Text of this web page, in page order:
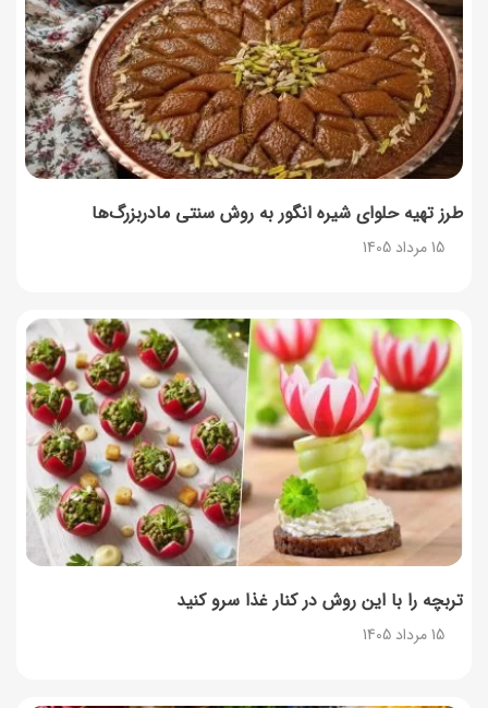
طرز تهیه حلوای شیره انگور به روش سنتی مادربزرگ‌ها
15 مرداد 1405
تربچه را با این روش در کنار غذا سرو کنید
15 مرداد 1405
طرز تهیه آلبالو شور خانگی؛ خوش‌رنگ و بدون کپک
14 مرداد 1405
طرز تهیه پنکیک با شیره انگور؛ صبحانه‌ای سالم و انرژی‌بخش
14 مرداد 1405
طرز تهیه پش ملبا (پیچ ملبا)؛ دسر کلاسیک هلو و بستنی
13 مرداد 1405
طرز تهیه حلوای بحرینی؛ دسر سنتی خاورمیانه‌ای
13 مرداد 1405